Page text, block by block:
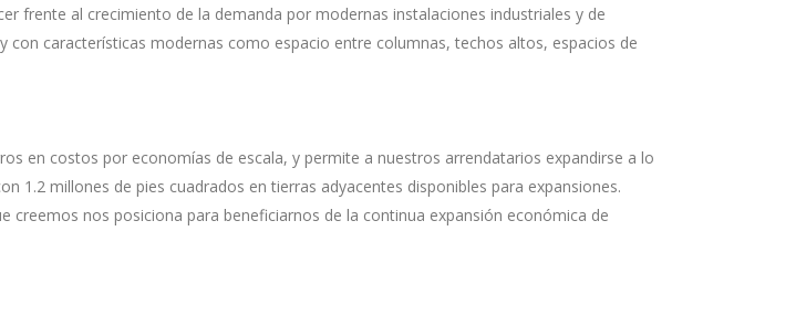
frente al crecimiento de la demanda por modernas instalaciones industriales y de
características modernas como espacio entre columnas, techos altos, espacios de
en costos por economías de escala, y permite a nuestros arrendatarios expandirse a lo
1.2 millones de pies cuadrados en tierras adyacentes disponibles para expansiones.
nos posiciona para beneficiarnos de la continua expansión económica de